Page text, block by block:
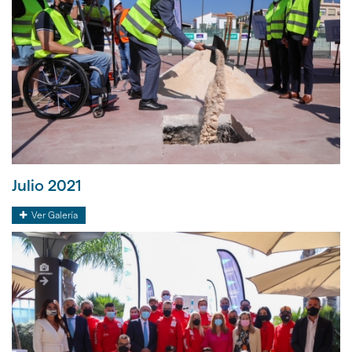
Julio 2021
Ver GaleríaJulio
2021